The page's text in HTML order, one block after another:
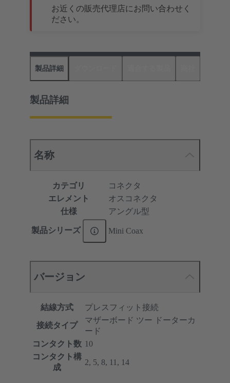
お近くの販売代理店にお問い合わせく
ださい。
製品詳細
製品詳細
名称
カテゴリ
コネクタ
エレメント
オスコネクタ
仕様
アングル型
製品シリーズ Mini Coax
バージョン
結線方式 プレスフィット接続
接続タイプ
マザーボード ツー ドーターカ
ード
コンタクト数 10
コンタクト構
成
2, 5, 8, 11, 14